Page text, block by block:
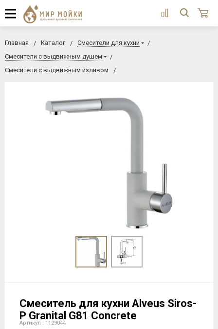
Главная Каталог
Смесители для кухни
Смесители с выдвижным душем
Смесители с выдвижным изливом
Смеситель для кухни Alveus Siros-
P Granital G81 Concrete
Артикул : 1129044